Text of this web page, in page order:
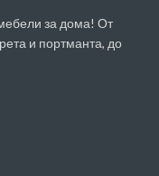
за дома! От
и портманта, до